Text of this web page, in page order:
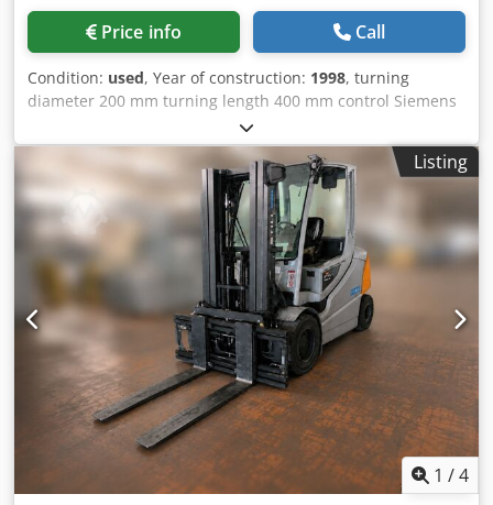
Price info Call
Condition: used, Year of construction: 1998, turning
diameter 200 mm turning length 400 mm control Siemens
type C 200-4 840 C spindle passage 65 mm Tool changer 2
x14 Pos. live tooling 2x Revoler weight of the machine ca. 4
t Main and counter spindle 3-jaw chuck with numerous
jaws Hainbuch collets Many tool holders Various driven
tools Bar loader "Index MBL" Chip conveyor with coolant
unit Complete set of spindle reducers etc. see photo The
tech. Data are manufacturer or operator information and
therefore non- binding. We reserve the right to prior sale;
Our terms and conditions of sale apply exclusively. Dodpfx
Alsyqvygogskr About us More than 400 of our own
machines in stock Over 15,000 m² of storage space, 70 t
crane capacity More than 10,000 items and accessories for
your workshop If you are interested in selling machines,
production lines, or your business, please contact us. You
can find further offers on our website. Tours are possible
by appointment. We look forward to your visit. Your
Markus Hirsch Team
Listing
1 /4